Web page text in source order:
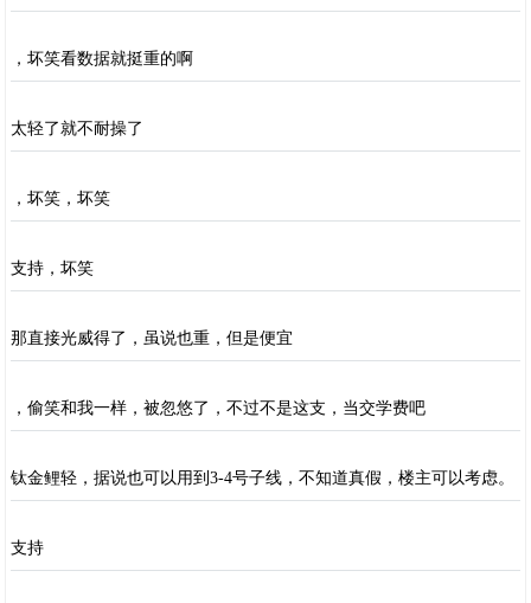
，坏笑看数据就挺重的啊
太轻了就不耐操了
，坏笑，坏笑
支持，坏笑
那直接光威得了，虽说也重，但是便宜
，偷笑和我一样，被忽悠了，不过不是这支，当交学费吧
钛金鲤轻，据说也可以用到3-4号子线，不知道真假，楼主可以考虑。
支持